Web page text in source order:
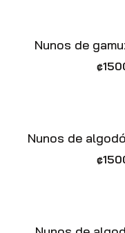
Nunos de
₡
Nunos de
₡